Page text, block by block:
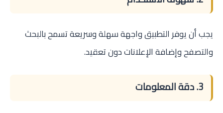
يجب أن يوفر التطبيق واجهة سهلة وسريعة تسمح بالبحث
والتصفح وإضافة الإعلانات دون تعقيد.
3. دقة المعلومات